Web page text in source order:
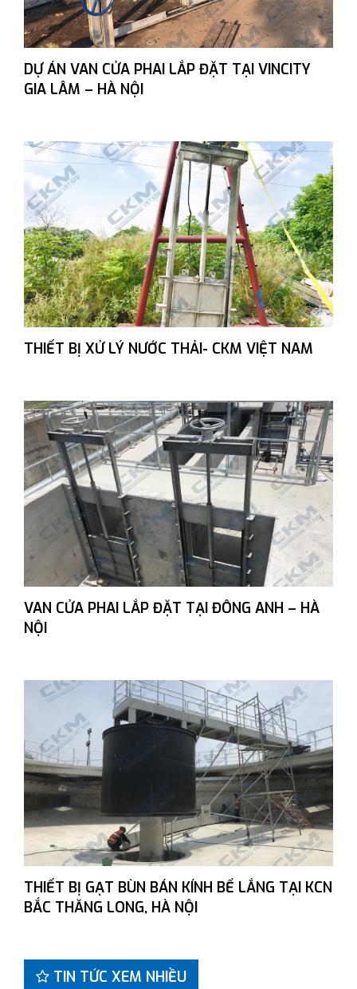
DỰ ÁN VAN CỬA PHAI LẮP ĐẶT TẠI VINCITY
GIA LÂM – HÀ NỘI
THIẾT BỊ XỬ LÝ NƯỚC THẢI- CKM VIỆT NAM
VAN CỬA PHAI LẮP ĐẶT TẠI ĐÔNG ANH – HÀ
NỘI
THIẾT BỊ GẠT BÙN BÁN KÍNH BỂ LẮNG TẠI KCN
BẮC THĂNG LONG, HÀ NỘI
TIN TỨC XEM NHIỀU